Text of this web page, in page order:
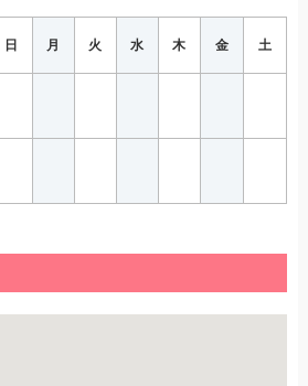
日 月 火 水 木 金 土